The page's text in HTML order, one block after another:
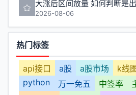
大涨后区间放量 如何判断是
2026-08-06
热门标签
api接口 a股 a股市场 k线
python
万一免五 中签率